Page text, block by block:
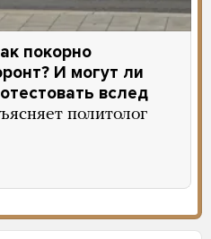
покорно
И могут ли
вслед
политолог